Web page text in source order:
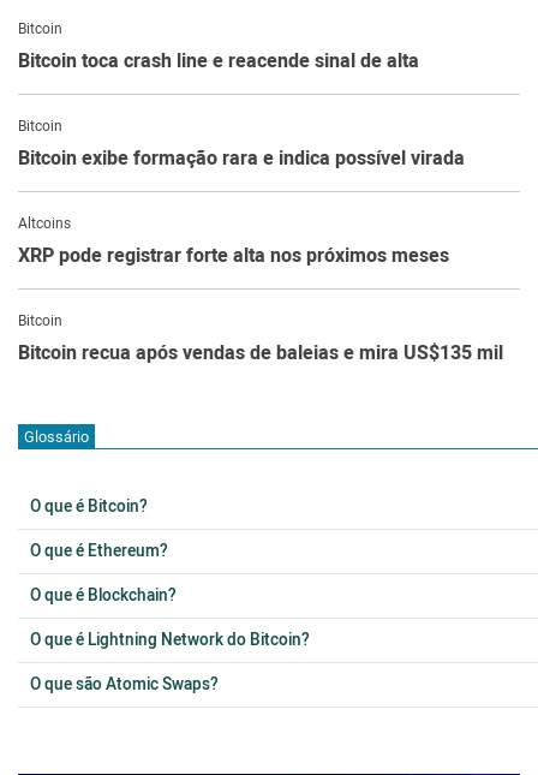
Bitcoin
Bitcoin toca crash line e reacende sinal de alta
Bitcoin
Bitcoin exibe formação rara e indica possível virada
Altcoins
XRP pode registrar forte alta nos próximos meses
Bitcoin
Bitcoin recua após vendas de baleias e mira US$135 mil
Glossário
O que é Bitcoin?
O que é Ethereum?
O que é Blockchain?
O que é Lightning Network do Bitcoin?
O que são Atomic Swaps?